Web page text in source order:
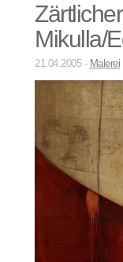
Mikulla/
21.04.2005 - Malerei